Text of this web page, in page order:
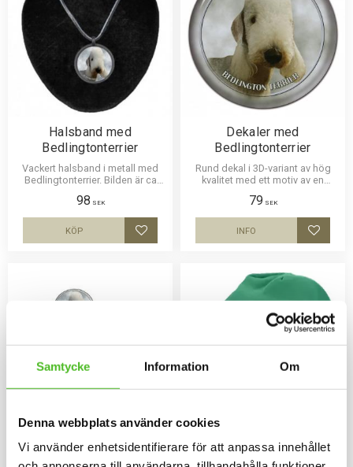
Samtycke Information Om
Denna webbplats använder cookies
Vi använder enhetsidentifierare för att anpassa innehållet
Halsband med
Bedlingtonterrier
Vackert halsband i metall med
Bedlingtonterrier. Bilden är ca
för att vara hållbar.
98 SEK
Lägg till i favoriter
KÖP
Dekaler med
Bedlingtonterrier
Rund dekal i 3D-variant av hög
kvalitet med ett motiv av en
storlekar 10 cm , 15 cm och 30
cm i diameter.
79 SEK
Lägg
INFO
Nummerlappshållare med
Bedlingtonterrier
Mössa med
Bedlingtonterrier